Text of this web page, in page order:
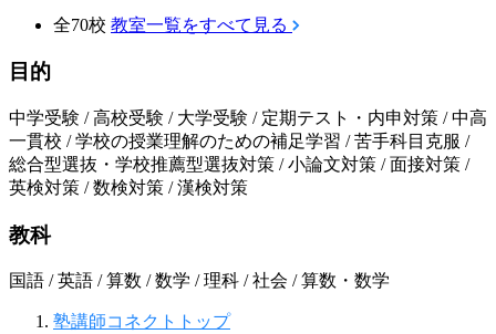
全70校 教室一覧をすべて見る
目的
中学受験 / 高校受験 / 大学受験 / 定期テスト・内申対策 / 中高
一貫校 / 学校の授業理解のための補足学習 / 苦手科目克服 /
総合型選抜・学校推薦型選抜対策 / 小論文対策 / 面接対策 /
英検対策 / 数検対策 / 漢検対策
教科
国語 / 英語 / 算数 / 数学 / 理科 / 社会 / 算数・数学
塾講師コネクトトップ